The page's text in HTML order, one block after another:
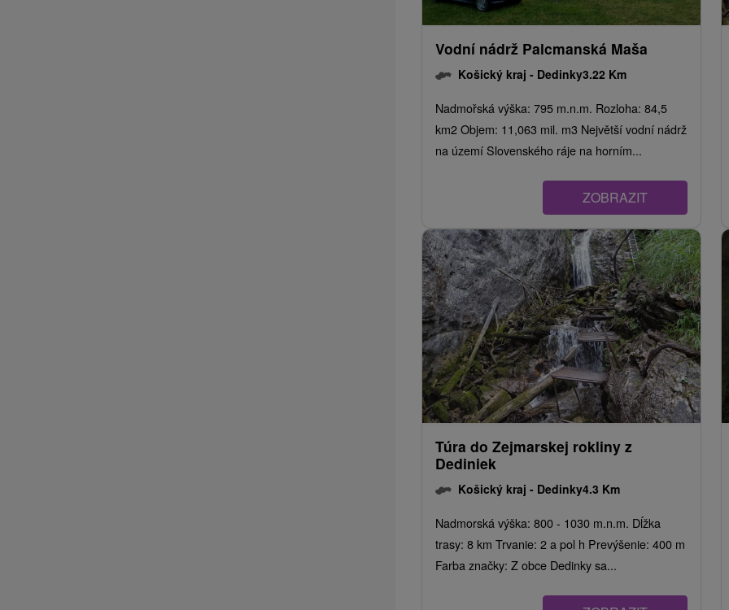
Vodní nádrž Palcmanská Maša
Košický kraj - Dedinky3.22 Km
Nadmořská výška: 795 m.n.m. Rozloha: 84,5
km2 Objem: 11,063 mil. m3 Největší vodní nádrž
na území Slovenského ráje na horním...
ZOBRAZIT
Túra do Zejmarskej rokliny z
Dediniek
Košický kraj - Dedinky4.3 Km
Nadmorská výška: 800 - 1030 m.n.m. Dĺžka
trasy: 8 km Trvanie: 2 a pol h Prevýšenie: 400 m
Farba značky: Z obce Dedinky sa...